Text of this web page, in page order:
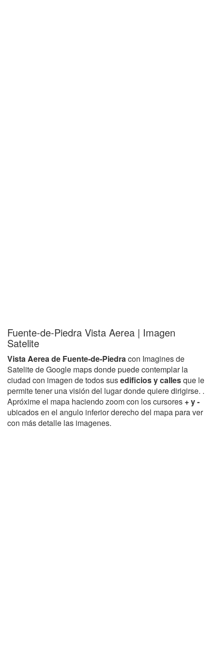
Fuente-de-Piedra Vista Aerea | Imagen
Satelite
Vista Aerea de Fuente-de-Piedracon Imagines de
Satelite de Google maps donde puede contemplar la
ciudad con imagen de todos susedificios y callesque le
permite tener una visión del lugar donde quiere dirigirse. .
Apróxime el mapa haciendo zoom con los cursores + y -
ubicados en el angulo inferior derecho del mapa para ver
con más detalle las imagenes.